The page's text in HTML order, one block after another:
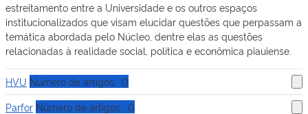
estreitamento entre a Universidade e os outros espaços
institucionalizados que visam elucidar questões que perpassam a
temática abordada pelo Núcleo, dentre elas as questões
relacionadas à realidade social, política e econômica piauiense.
HVU Número de artigos: 0
Parfor Número de artigos: 0